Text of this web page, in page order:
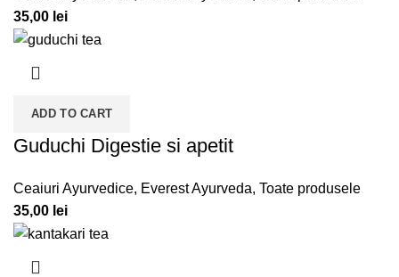
35,00 lei
ADD TO CART
Guduchi Digestie si apetit
Ceaiuri Ayurvedice, Everest Ayurveda, Toate produsele
35,00 lei